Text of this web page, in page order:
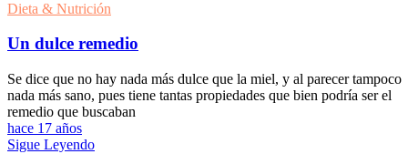
Dieta & Nutrición
Un dulce remedio
Se dice que no hay nada más dulce que la miel, y al parecer tampoco
nada más sano, pues tiene tantas propiedades que bien podría ser el
remedio que buscaban
hace 17 años
Sigue Leyendo